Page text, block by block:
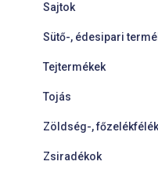
Sajtok
Sütő-, édesipari
Tejtermékek
Tojás
Zöldség-,
Zsiradékok